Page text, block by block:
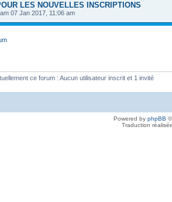
LES NOUVELLES INSCRIPTIONS
07 Jan 2017, 11:06 am
ce forum : Aucun utilisateur inscrit et 1 invité
Powered by phpBB
Traduction